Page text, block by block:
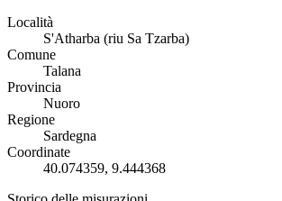
Località
S'Atharba (riu Sa Tzarba)
Comune
Talana
Provincia
Nuoro
Regione
Sardegna
Coordinate
40.074359, 9.444368